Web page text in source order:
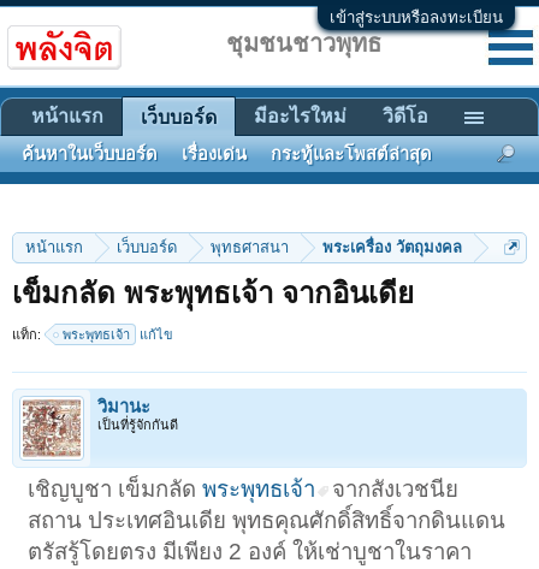
เข้าสู่ระบบหรือลงทะเบียน
หน้าแรก เว็บบอร์ด พุทธศาสนา พระเครื่อง วัตถุมงคล
เข็มกลัด พระพุทธเจ้า จากอินเดีย
แท็ก: พระพุทธเจ้า แก้ไข
วิมานะ
เป็นที่รู้จักกันดี
เชิญบูชา เข็มกลัดพระพุทธเจ้า
จากสังเวชนีย
สถาน ประเทศอินเดีย พุทธคุณศักดิ์สิทธิ์จากดินแดน
ตรัสรู้โดยตรง มีเพียง 2 องค์ ให้เช่าบูชาในราคา
ชุมชนชาวพุทธ
หน้าแรก เว็บบอร์ด
ค้นหาในเว็บบอร์ด เรื่องเด่น กระทู้และโพสต์ล่าสุด
มีอะไรใหม่ วิดีโอ